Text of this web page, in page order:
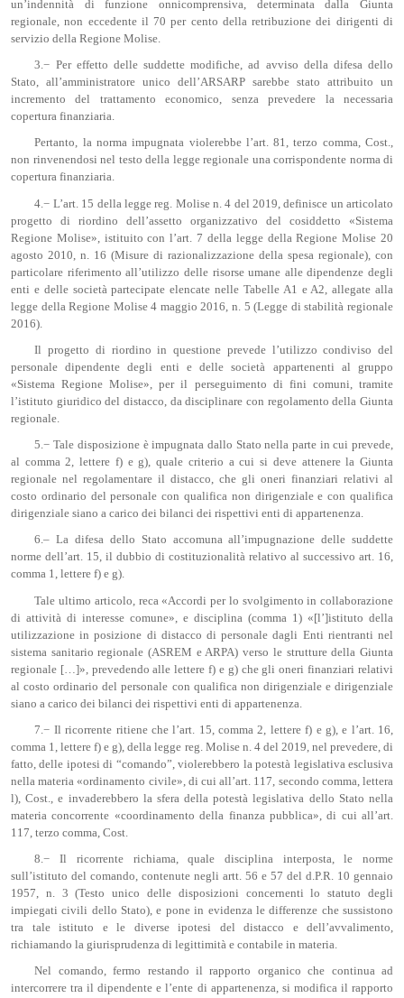
un’indennità di funzione onnicomprensiva, determinata dalla Giunta
regionale, non eccedente il 70 per cento della retribuzione dei dirigenti di
servizio della Regione Molise.
3.− Per effetto delle suddette modifiche, ad avviso della difesa dello
Stato, all’amministratore unico dell’ARSARP sarebbe stato attribuito un
incremento del trattamento economico, senza prevedere la necessaria
copertura finanziaria.
Pertanto, la norma impugnata violerebbe l’art. 81, terzo comma, Cost.,
non rinvenendosi nel testo della legge regionale una corrispondente norma di
copertura finanziaria.
4.− L’art. 15 della legge reg. Molise n. 4 del 2019, definisce un articolato
progetto di riordino dell’assetto organizzativo del cosiddetto «Sistema
Regione Molise», istituito con l’art. 7 della legge della Regione Molise 20
agosto 2010, n. 16 (Misure di razionalizzazione della spesa regionale), con
particolare riferimento all’utilizzo delle risorse umane alle dipendenze degli
enti e delle società partecipate elencate nelle Tabelle A1 e A2, allegate alla
legge della Regione Molise 4 maggio 2016, n. 5 (Legge di stabilità regionale
2016).
Il progetto di riordino in questione prevede l’utilizzo condiviso del
personale dipendente degli enti e delle società appartenenti al gruppo
«Sistema Regione Molise», per il perseguimento di fini comuni, tramite
l’istituto giuridico del distacco, da disciplinare con regolamento della Giunta
regionale.
5.− Tale disposizione è impugnata dallo Stato nella parte in cui prevede,
al comma 2, lettere f) e g), quale criterio a cui si deve attenere la Giunta
regionale nel regolamentare il distacco, che gli oneri finanziari relativi al
costo ordinario del personale con qualifica non dirigenziale e con qualifica
dirigenziale siano a carico dei bilanci dei rispettivi enti di appartenenza.
6.‒ La difesa dello Stato accomuna all’impugnazione delle suddette
norme dell’art. 15, il dubbio di costituzionalità relativo al successivo art. 16,
comma 1, lettere f) e g).
Tale ultimo articolo, reca «Accordi per lo svolgimento in collaborazione
di attività di interesse comune», e disciplina (comma 1) «[l’]istituto della
utilizzazione in posizione di distacco di personale dagli Enti rientranti nel
sistema sanitario regionale (ASREM e ARPA) verso le strutture della Giunta
regionale […]», prevedendo alle lettere f) e g) che gli oneri finanziari relativi
al costo ordinario del personale con qualifica non dirigenziale e dirigenziale
siano a carico dei bilanci dei rispettivi enti di appartenenza.
7.− Il ricorrente ritiene che l’art. 15, comma 2, lettere f) e g), e l’art. 16,
comma 1, lettere f) e g), della legge reg. Molise n. 4 del 2019, nel prevedere, di
fatto, delle ipotesi di “comando”, violerebbero la potestà legislativa esclusiva
nella materia «ordinamento civile», di cui all’art. 117, secondo comma, lettera
l), Cost., e invaderebbero la sfera della potestà legislativa dello Stato nella
materia concorrente «coordinamento della finanza pubblica», di cui all’art.
117, terzo comma, Cost.
8.− Il ricorrente richiama, quale disciplina interposta, le norme
sull’istituto del comando, contenute negli artt. 56 e 57 del d.P.R. 10 gennaio
1957, n. 3 (Testo unico delle disposizioni concernenti lo statuto degli
impiegati civili dello Stato), e pone in evidenza le differenze che sussistono
tra tale istituto e le diverse ipotesi del distacco e dell’avvalimento,
richiamando la giurisprudenza di legittimità e contabile in materia.
Nel comando, fermo restando il rapporto organico che continua ad
intercorrere tra il dipendente e l’ente di appartenenza, si modifica il rapporto